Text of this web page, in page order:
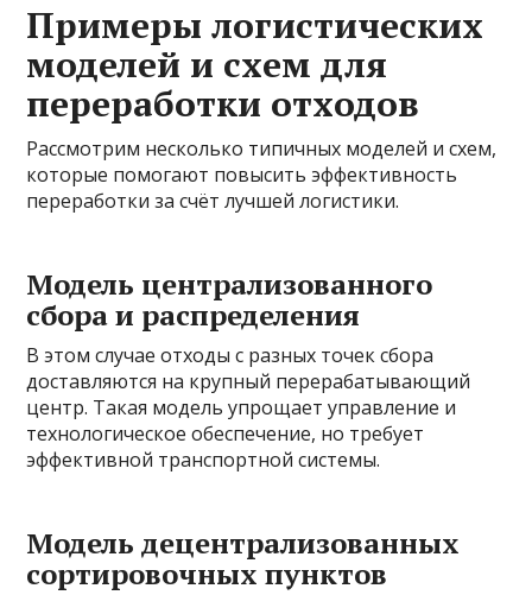
Примеры логистических
моделей и схем для
переработки отходов
Рассмотрим несколько типичных моделей и схем,
которые помогают повысить эффективность
переработки за счёт лучшей логистики.
Модель централизованного
сбора и распределения
В этом случае отходы с разных точек сбора
доставляются на крупный перерабатывающий
центр. Такая модель упрощает управление и
технологическое обеспечение, но требует
эффективной транспортной системы.
Модель децентрализованных
сортировочных пунктов